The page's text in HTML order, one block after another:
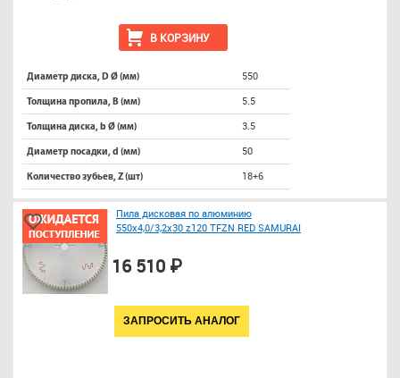
В КОРЗИНУ
Диаметр диска, D Ø (мм) 550
Толщина пропила, B (мм) 5.5
Толщина диска, b Ø (мм) 3.5
Диаметр посадки, d (мм) 50
Количество зубьев, Z (шт) 18+6
Пила дисковая по алюминию
550х4,0/3,2х30 z120 TFZN RED SAMURAI
16 510 ₽
ЗАПРОСИТЬ АНАЛОГ